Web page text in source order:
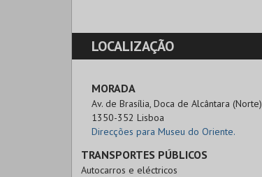
LOCALIZAÇÃO
MORADA
Av. de Brasília, Doca de Alcântara (Norte)
1350-352 Lisboa
Direcções para Museu do Oriente.
TRANSPORTES PÚBLICOS
Autocarros e eléctricos